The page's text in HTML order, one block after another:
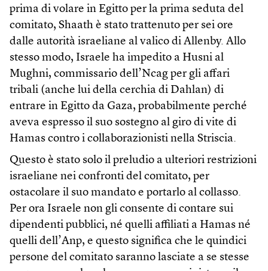
prima di volare in Egitto per la prima seduta del
comitato, Shaath è stato trattenuto per sei ore
dalle autorità israeliane al valico di Allenby. Allo
stesso modo, Israele ha impedito a Husni al
Mughni, commissario dell’Ncag per gli affari
tribali (anche lui della cerchia di Dahlan) di
entrare in Egitto da Gaza, probabilmente perché
aveva espresso il suo sostegno al giro di vite di
Hamas contro i collaborazionisti nella Striscia.
Questo è stato solo il preludio a ulteriori restrizioni
israeliane nei confronti del comitato, per
ostacolare il suo mandato e portarlo al collasso.
Per ora Israele non gli consente di contare sui
dipendenti pubblici, né quelli affiliati a Hamas né
quelli dell’Anp, e questo significa che le quindici
persone del comitato saranno lasciate a se stesse